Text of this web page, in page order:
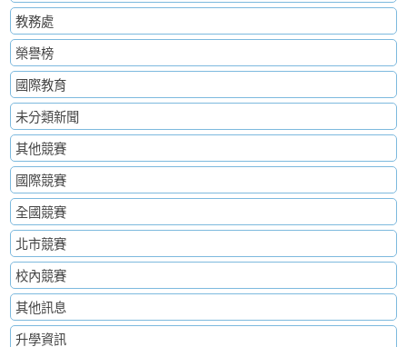
教務處
榮譽榜
國際教育
未分類新聞
其他競賽
國際競賽
全國競賽
北市競賽
校內競賽
其他訊息
升學資訊